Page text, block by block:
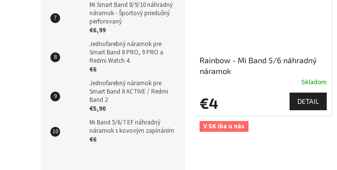
Mi Smart Band 8/9/10 náhradný
náramok - Športový priedušný
perforovaný
€6,99
Jednofarebný náramok pre
Smart Band 8 PRO, 9 PRO a
Redmi Watch 4
€6
Jednofarebný náramok pre
Smart Band 8 ACTIVE / Redmi
Band 2
€5,90
Mi Band 5/6/7 EF náhradný
náramok s kovovým zapínáním
€6
Rainbow - Mi Band 5/6 náhradný
náramok
Skladom
€4 DETAIL
V SK iba u nás